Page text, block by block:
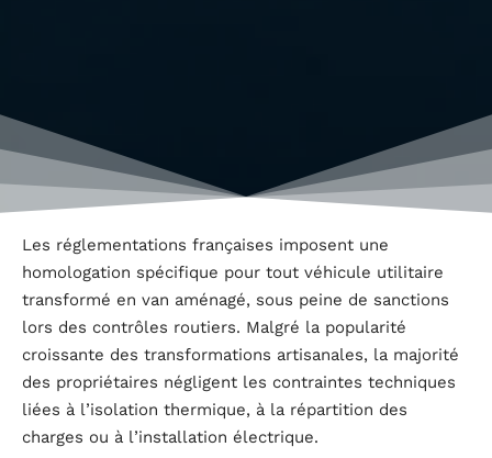
Les réglementations françaises imposent une
homologation spécifique pour tout véhicule utilitaire
transformé en van aménagé, sous peine de sanctions
lors des contrôles routiers. Malgré la popularité
croissante des transformations artisanales, la majorité
des propriétaires négligent les contraintes techniques
liées à l’isolation thermique, à la répartition des
charges ou à l’installation électrique.